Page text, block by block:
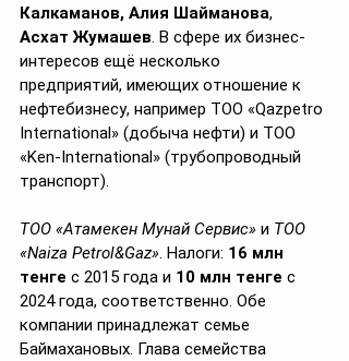
Калкаманов, Алия Шайманова,
Асхат Жумашев. В сфере их бизнес-
интересов ещё несколько
предприятий, имеющих отношение к
нефтебизнесу, например ТОО «Qazpetro
International» (добыча нефти) и ТОО
«Ken-International» (трубопроводный
транспорт).
ТОО «Атамекен Мунай Сервис» и ТОО
«Naiza Petrol&Gaz». Налоги: 16 млн
тенге с 2015 года и 10 млн тенге с
2024 года, соответственно. Обе
компании принадлежат семье
Баймахановых. Глава семейства